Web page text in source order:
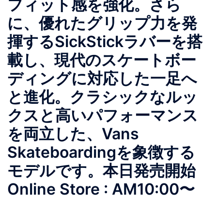
フィット感を強化。さら
に、優れたグリップ力を発
揮するSickStickラバーを搭
載し、現代のスケートボー
ディングに対応した一足へ
と進化。クラシックなルッ
クスと高いパフォーマンス
を両立した、Vans
Skateboardingを象徴する
モデルです。本日発売開始
Online Store : AM10:00〜